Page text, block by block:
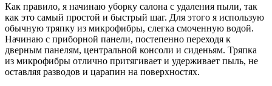
Как правило, я начинаю уборку салона с удаления пыли, так
как это самый простой и быстрый шаг. Для этого я использую
обычную тряпку из микрофибры, слегка смоченную водой.
Начинаю с приборной панели, постепенно переходя к
дверным панелям, центральной консоли и сиденьям. Тряпка
из микрофибры отлично притягивает и удерживает пыль, не
оставляя разводов и царапин на поверхностях.